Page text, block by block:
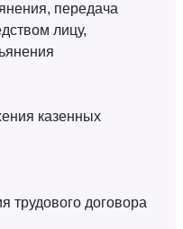
передача
лицу,
казенных
трудового договора